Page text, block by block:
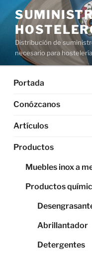
Saltar
al
contenido
Distribución de
necesario para
Portada
Conózcanos
Artículos
Productos
Muebles inox a
Productos
Abrillantador
Detergentes